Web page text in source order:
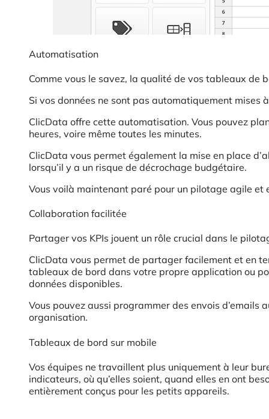
Automatisation
Comme vous le savez, la qualité de vos tableaux de
Si vos données ne sont pas automatiquement mises
ClicData offre cette automatisation. Vous pouvez
heures, voire même toutes les minutes.
ClicData vous permet également la mise en place
lorsqu’il y a un risque de décrochage budgétaire.
Vous voilà maintenant paré pour un pilotage agile et
Collaboration facilitée
Partager vos KPIs jouent un rôle crucial dans le
ClicData vous permet de partager facilement et en
tableaux de bord dans votre propre application ou
données disponibles.
Vous pouvez aussi programmer des envois
organisation.
Tableaux de bord sur mobile
Vos équipes ne travaillent plus uniquement à leur
indicateurs, où qu’elles soient, quand elles en ont
entièrement conçus pour les petits appareils.